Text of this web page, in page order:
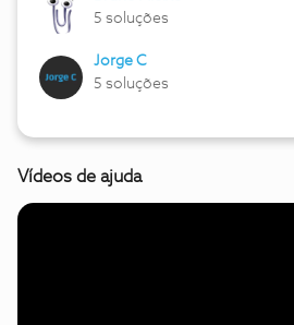
5 soluções
Jorge C
5 soluções
Vídeos de ajuda